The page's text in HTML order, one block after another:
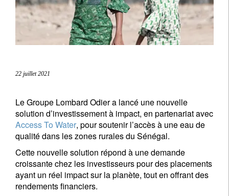
22 juillet 2021
Le Groupe Lombard Odier a lancé une nouvelle
solution d’investissement à impact, en partenariat avec
Access To Water, pour soutenir l’accès à une eau de
qualité dans les zones rurales du Sénégal.
Cette nouvelle solution répond à une demande
croissante chez les investisseurs pour des placements
ayant un réel impact sur la planète, tout en offrant des
rendements financiers.